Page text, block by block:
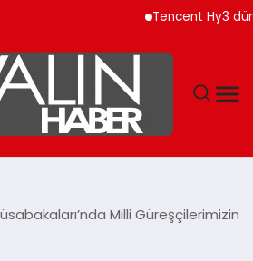
Tencent Hy3 dünya
Milli Güreşçilerimizin